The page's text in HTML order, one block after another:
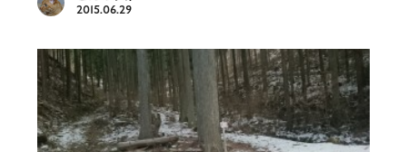
2015.06.29